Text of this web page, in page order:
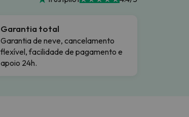
Garantia total
Garantia de neve, cancelamento
flexível, facilidade de pagamento e
apoio 24h.